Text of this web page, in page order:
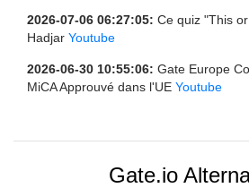
2026-07-06 06:27:05: Ce quiz "This
Hadjar Youtube
2026-06-30 10:55:06: Gate Europe
MiCA Approuvé dans l'UE Youtube
Gate.io